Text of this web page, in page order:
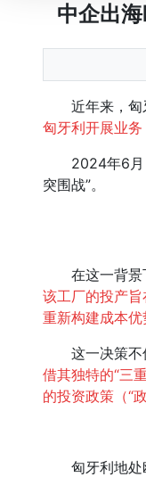
中企出
近年来，匈牙
匈牙利开展业务
2024年6月，
突围战”。
在这一背景下
该工厂的投产
重新构建成本优
这一决策不仅
借其独特的“三
的投资政策（“
匈牙利地处欧